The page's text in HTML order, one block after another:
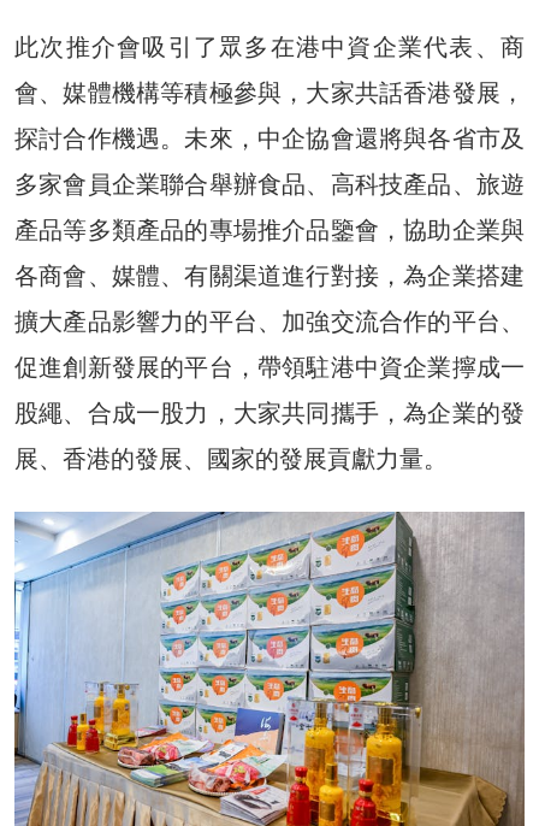
此次推介會吸引了眾多在港中資企業代表、商
會、媒體機構等積極參與，大家共話香港發展，
探討合作機遇。未來，中企協會還將與各省市及
多家會員企業聯合舉辦食品、高科技產品、旅遊
產品等多類產品的專場推介品鑒會，協助企業與
各商會、媒體、有關渠道進行對接，為企業搭建
擴大產品影響力的平台、加強交流合作的平台、
促進創新發展的平台，帶領駐港中資企業擰成一
股繩、合成一股力，大家共同攜手，為企業的發
展、香港的發展、國家的發展貢獻力量。